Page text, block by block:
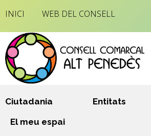
INICI WEB DEL CONSELL
Ciutadania Entitats
El meu espai